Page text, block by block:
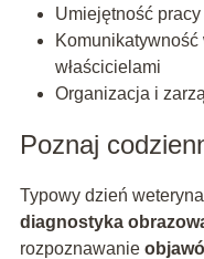
Umiejętność
Komunikatywność
właścicielami
Organizacja i
Poznaj
Typowy dzień
diagnostyka
rozpoznawanie